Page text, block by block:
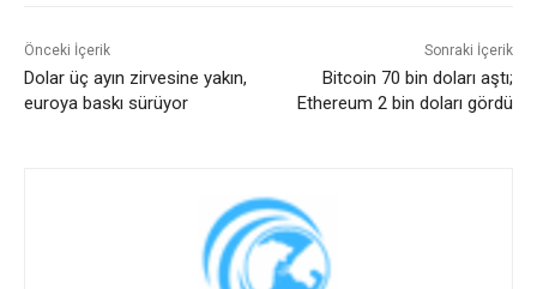
Önceki İçerik
Dolar üç ayın zirvesine yakın,
euroya baskı sürüyor
Sonraki İçerik
Bitcoin 70 bin doları aştı;
Ethereum 2 bin doları gördü